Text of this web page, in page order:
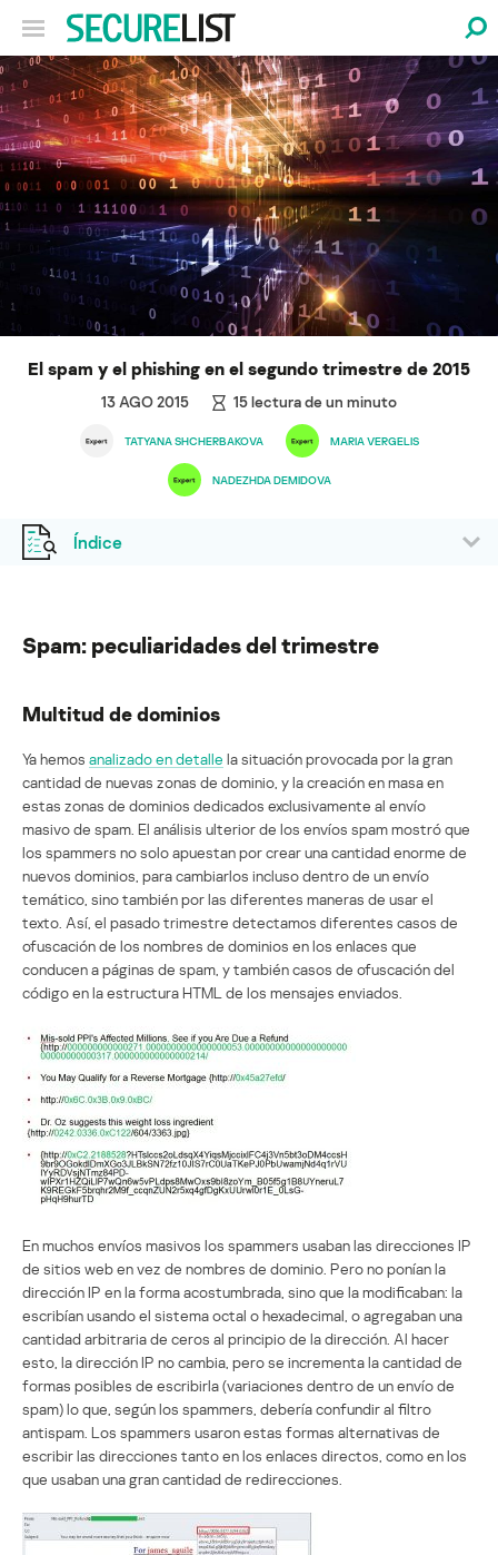
El spam y el phishing en el segundo trimestre de 2015
13 AGO 2015 15lectura de un minuto
TATYANA SHCHERBAKOVA MARIA VERGELIS
NADEZHDA DEMIDOVA
Índice
Spam: peculiaridades del trimestre
Multitud de dominios
Ya hemos analizado en detalle la situación provocada por la gran
cantidad de nuevas zonas de dominio, y la creación en masa en
estas zonas de dominios dedicados exclusivamente al envío
masivo de spam. El análisis ulterior de los envíos spam mostró que
los spammers no solo apuestan por crear una cantidad enorme de
nuevos dominios, para cambiarlos incluso dentro de un envío
temático, sino también por las diferentes maneras de usar el
texto. Así, el pasado trimestre detectamos diferentes casos de
ofuscación de los nombres de dominios en los enlaces que
conducen a páginas de spam, y también casos de ofuscación del
código en la estructura HTML de los mensajes enviados.
En muchos envíos masivos los spammers usaban las direcciones IP
de sitios web en vez de nombres de dominio. Pero no ponían la
dirección IP en la forma acostumbrada, sino que la modificaban: la
escribían usando el sistema octal o hexadecimal, o agregaban una
cantidad arbitraria de ceros al principio de la dirección. Al hacer
esto, la dirección IP no cambia, pero se incrementa la cantidad de
formas posibles de escribirla (variaciones dentro de un envío de
spam) lo que, según los spammers, debería confundir al filtro
antispam. Los spammers usaron estas formas alternativas de
escribir las direcciones tanto en los enlaces directos, como en los
que usaban una gran cantidad de redirecciones.